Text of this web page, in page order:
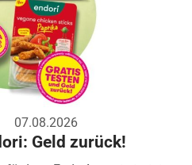
07.08.2026
Geld zurück!